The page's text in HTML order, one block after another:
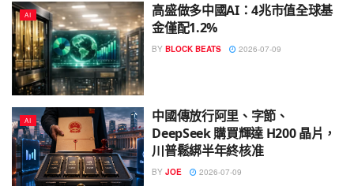
AI
高盛做多中國AI：4兆市值全球基
金僅配1.2%
BY BLOCK BEATS 2026-07-09
AI
中國傳放行阿里、字節、
DeepSeek 購買輝達 H200 晶片，
川普鬆綁半年終核准
BY JOE 2026-07-09